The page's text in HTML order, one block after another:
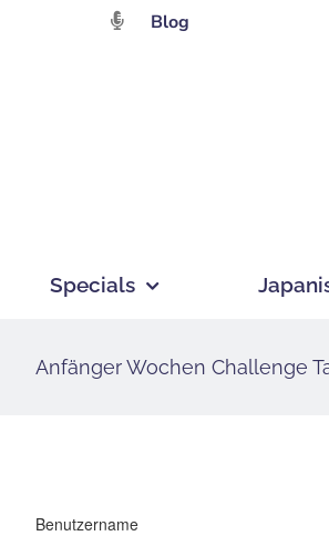
Blog
Specials
Anfänger Wochen Challenge
Benutzername